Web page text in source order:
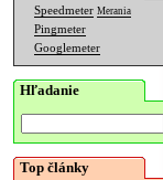
Speedmeter Merania
Pingmeter
Googlemeter
Hľadanie
Top články